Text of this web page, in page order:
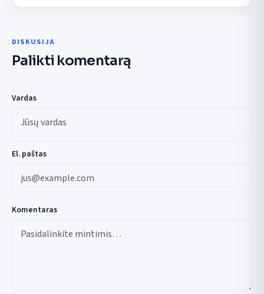
DISKUSIJA
Palikti komentarą
Vardas
El. paštas
Komentaras